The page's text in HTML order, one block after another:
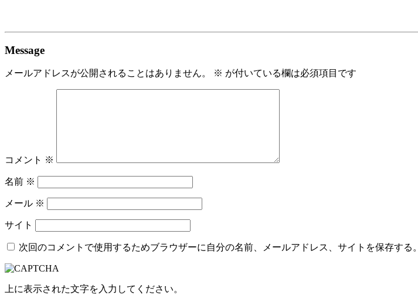
Message
メールアドレスが公開されることはありません。 ※ が付いている欄は必須項目です
コメント ※
名前 ※
メール ※
サイト
次回のコメントで使用するためブラウザーに自分の名前、メールアドレス、サイトを保存する。
上に表示された文字を入力してください。